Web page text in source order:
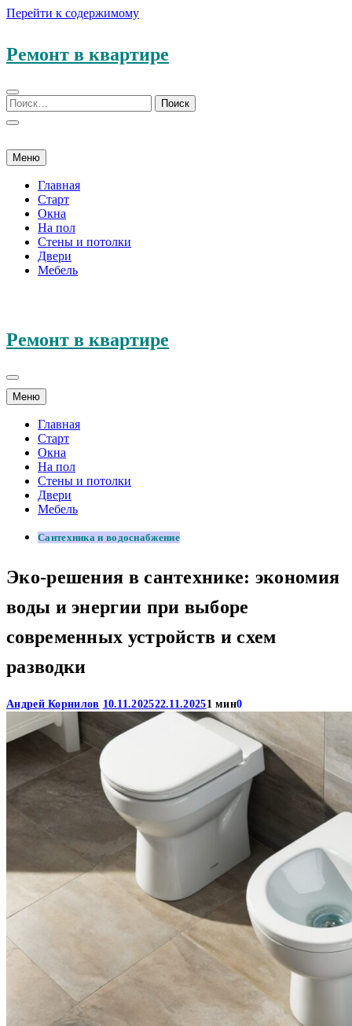
Перейти к содержимому
Ремонт в квартире
Меню
Главная
Старт
Окна
На пол
Стены и потолки
Двери
Мебель
Ремонт в квартире
Меню
Главная
Старт
Окна
На пол
Стены и потолки
Двери
Мебель
Сантехника и водоснабжение
Эко-решения в сантехнике: экономия
воды и энергии при выборе
современных устройств и схем
разводки
Андрей Корнилов 10.11.202522.11.20251 мин0